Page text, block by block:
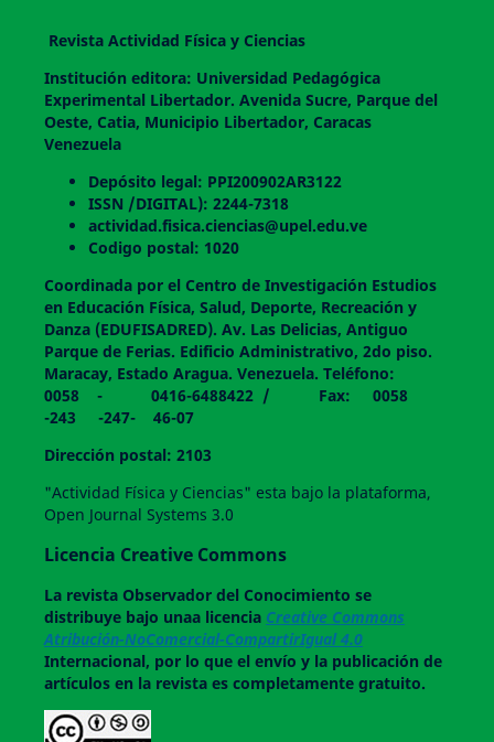
Revista Actividad Física y Ciencias
Institución editora: Universidad Pedagógica
Experimental Libertador. Avenida Sucre, Parque del
Oeste, Catia, Municipio Libertador, Caracas
Venezuela
Depósito legal: PPI200902AR3122
ISSN /DIGITAL): 2244-7318
actividad.fisica.ciencias@upel.edu.ve
Codigo postal: 1020
Coordinada por el Centro de Investigación Estudios
en Educación Física, Salud, Deporte, Recreación y
Danza (EDUFISADRED). Av. Las Delicias, Antiguo
Parque de Ferias. Edificio Administrativo, 2do piso.
Maracay, Estado Aragua. Venezuela. Teléfono:
0058 - 0416-6488422 / Fax: 0058
-243 -247- 46-07
Dirección postal: 2103
"Actividad Física y Ciencias" esta bajo la plataforma,
Open Journal Systems 3.0
Licencia Creative Commons
La revistaObservador del Conocimiento se
distribuye bajo unaa licencia Creative Commons
Atribución-NoComercial-CompartirIgual 4.0
Internacional, por lo que el envío y la publicación de
artículos en la revista es completamente gratuito.